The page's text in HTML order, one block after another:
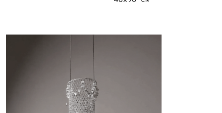
@K_ANASTASIA
@KASHUBA